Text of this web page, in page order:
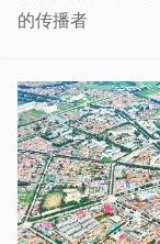
的传播者